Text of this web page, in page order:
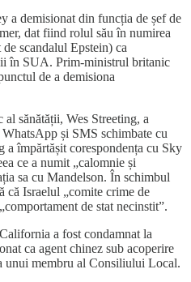
a demisionat din funcția de șef de
dat fiind rolul său în numirea
scandalul Epstein) ca
în SUA. Prim-ministrul britanic
de a demisiona
al sănătății, Wes Streeting, a
și SMS schimbate cu
a împărtășit corespondența cu Sky
ce a numit „calomnie și
sa cu Mandelson. În schimbul
că Israelul „comite crime de
de stat necinstit”.
a fost condamnat la
ca agent chinez sub acoperire
unui membru al Consiliului Local.